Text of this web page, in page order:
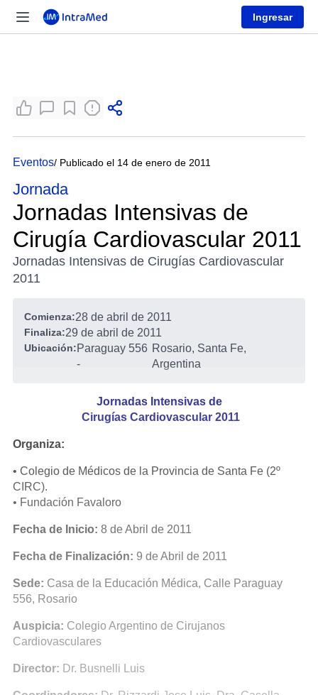
Ingresar
Eventos/ Publicado el 14 de enero de 2011
Jornada
Jornadas Intensivas de
Cirugía Cardiovascular 2011
Jornadas Intensivas de Cirugías Cardiovascular
2011
Comienza:28 de abril de 2011
Finaliza:29 de abril de 2011
Ubicación:Paraguay 556
-
Rosario, Santa Fe,
Argentina
Jornadas Intensivas de
Cirugías Cardiovascular 2011
Organiza:
• Colegio de Médicos de la Provincia de Santa Fe (2º
CIRC).
• Fundación Favaloro
Fecha de Inicio: 8 de Abril de 2011
Fecha de Finalización: 9 de Abril de 2011
Sede: Casa de la Educación Médica, Calle Paraguay
556, Rosario
Auspicia: Colegio Argentino de Cirujanos
Cardiovasculares
Director: Dr. Busnelli Luis